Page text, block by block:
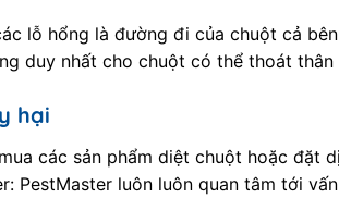
lỗ hổng là đường đi của chuột cả
duy nhất cho chuột có thể thoát
hại
các sản phẩm diệt chuột hoặc đặt
PestMaster luôn luôn quan tâm tới